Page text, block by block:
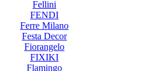
Fellini
FENDI
Ferre Milano
Festa Decor
Fiorangelo
FIXIKI
Flamingo